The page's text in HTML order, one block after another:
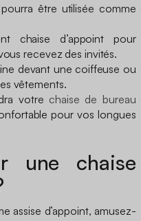
être utilisée comme
chaise d’appoint pour
recevez des invités.
devant une coiffeuse ou
vêtements.
votre chaise de bureau
pour vos longues
une chaise
assise d’appoint, amusez-